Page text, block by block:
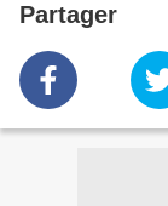
Partager